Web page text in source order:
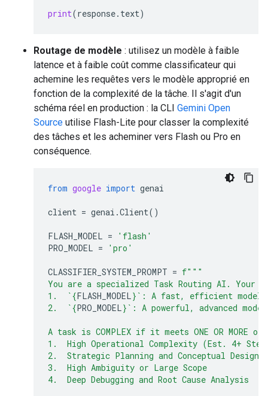
print(response. text)
Routage de modèle : utilisez un modèle à faible
latence et à faible coût comme classificateur qui
achemine les requêtes vers le modèle approprié en
fonction de la complexité de la tâche. Il s'agit d'un
schéma réel en production : la CLI Gemini Open
Source utilise Flash-Lite pour classer la complexité
des tâches et les acheminer vers Flash ou Pro en
conséquence.
from google import genai
client = genai .Client()
FLASH_MODEL =
'flash'
PRO_MODEL = 'pro'
CLASSIFIER_SYSTEM_PROMPT = f"""
You are a specialized Task Routing AI.
1.  `{FLASH_MODEL} `: A fast, efficient model
2.  `{PRO_MODEL} `: A powerful, advanced
A task is COMPLEX if it meets ONE OR
1.  High Operational Complexity (Est. 4+
2.  Strategic Planning and Conceptual Design
3.  High Ambiguity or Large Scope
4.  Deep Debugging and Root Cause Analysis